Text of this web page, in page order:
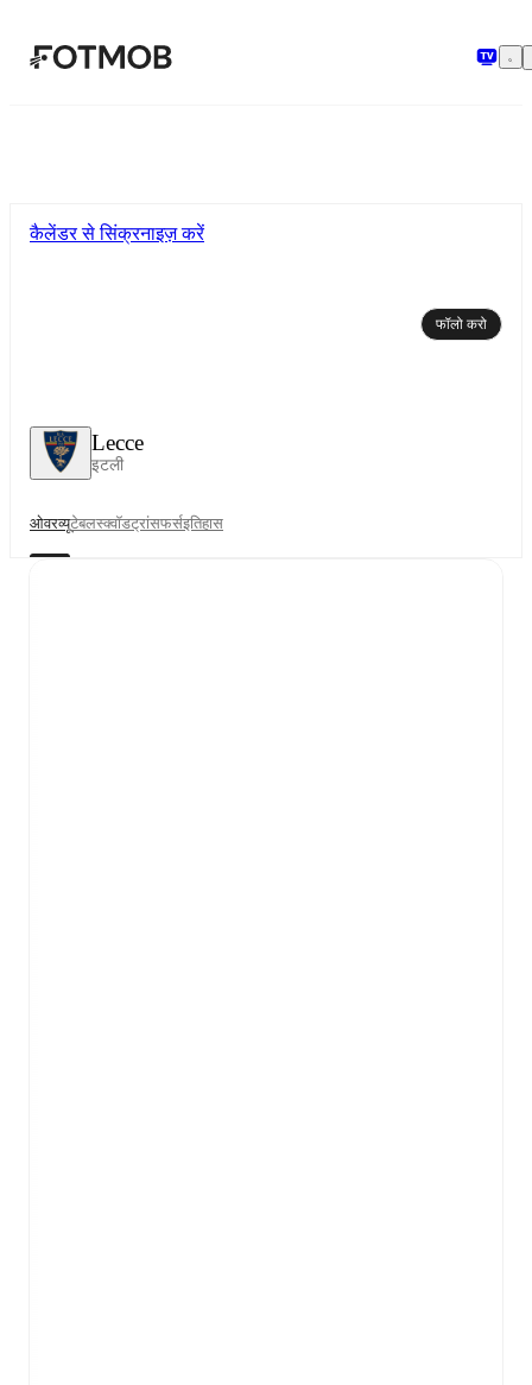
Lecce
इटली
कैलेंडर से सिंक्रनाइज़ करें
फॉलो करो
ओवरव्यूटेबलस्क्वॉडट्रांसफर्सइतिहास